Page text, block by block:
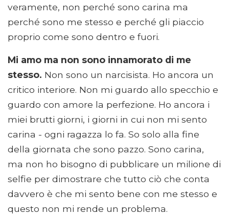
veramente, non perché sono carina ma
perché sono me stesso e perché gli piaccio
proprio come sono dentro e fuori.
Mi amo ma non sono innamorato di me
stesso. Non sono un narcisista. Ho ancora un
critico interiore. Non mi guardo allo specchio e
guardo con amore la perfezione. Ho ancora i
miei brutti giorni, i giorni in cui non mi sento
carina - ogni ragazza lo fa. So solo alla fine
della giornata che sono pazzo. Sono carina,
ma non ho bisogno di pubblicare un milione di
selfie per dimostrare che tutto ciò che conta
davvero è che mi sento bene con me stesso e
questo non mi rende un problema.